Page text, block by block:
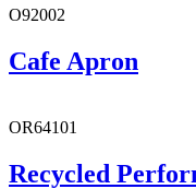
O92002
Cafe Apron
OR64101
Recycled